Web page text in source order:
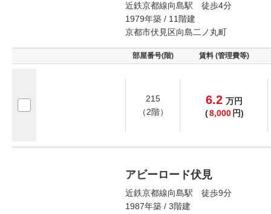
近鉄京都線向島駅 徒歩4分
1979年築 / 11階建
京都市伏見区向島二ノ丸町
部屋番号(階) 賃料 (管理費等)
215
（2階）
6.2 万円
(8,000 円)
アビーロード伏見
近鉄京都線向島駅 徒歩9分
1987年築 / 3階建